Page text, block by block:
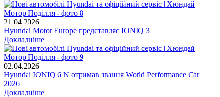
21.04.2026
Hyundai Motor Europe представляє IONIQ 3
Докладніше
02.04.2026
Hyundai IONIQ 6 N отримав звання World Performance Car
2026
Докладніше